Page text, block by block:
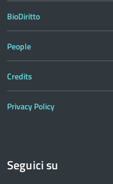
BioDiritto
People
Credits
Privacy Policy
Seguici su